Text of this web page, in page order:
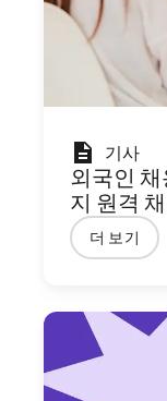
기사
외국인
지 원격
더 보기